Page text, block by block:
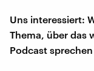
Uns interessiert:
Thema, über das
Podcast